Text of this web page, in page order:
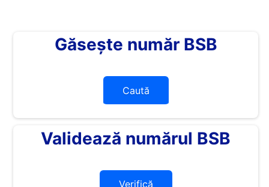
Găsește număr BSB
Caută
Validează numărul BSB
Verifică